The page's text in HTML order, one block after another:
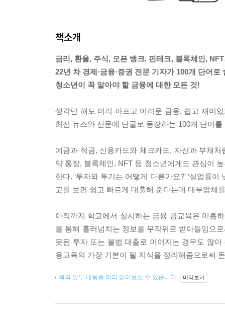
책소개
금리, 환율, 주식, 오픈 뱅크, 핀테크, 블록체인,
22년 차 경제·금융·증권 전문 기자가 100개 단어로
청소년이 꼭 알아야 할 금융에 대한 모든 것!
생각만 해도 머리 아프고 어려운 금융, 쉽고 재미
최신 뉴스와 신문에 단골로 등장하는 100개 단어
예금과 적금, 신용카드와 체크카드, 자산과 부채
약 통장, 블록체인, NFT 등 청소년에게도 관심이
한다. ‘투자와 투기는 어떻게 다른가요?’ ‘실업률
고를 보면 쉽고 빠르게 대출해 준다는데 대부업체
아직까지 학교에서 실시하는 금융 공교육은 미흡
를 통해 흘러넘치는 정보를 무작위로 받아들임으
못된 투자 또는 불법 대출로 이어지는 경우도 많
융교육의 가장 기본이 될 지식을 정리해줌으로써
책의 일부 내용을 미리 읽어보실 수 있습니다. 미리보기